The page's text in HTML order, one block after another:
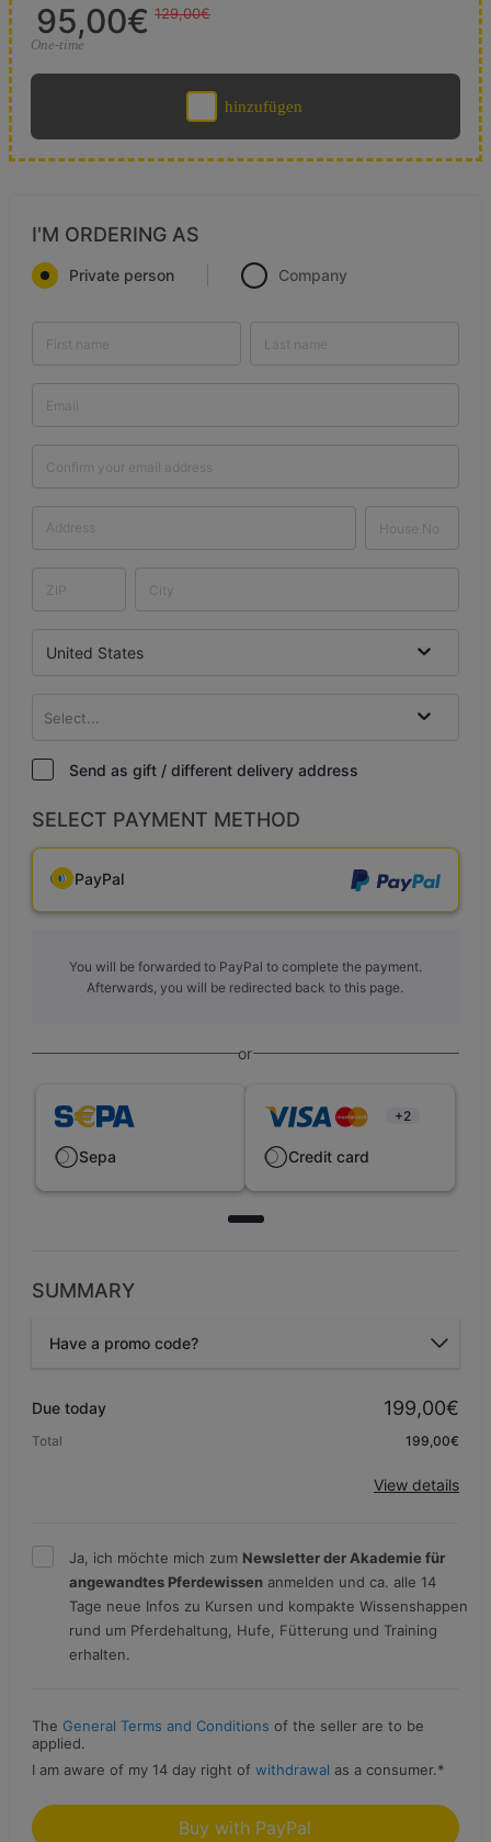
129,00€
95,00€
One-time
hinzufügen
I'M ORDERING AS
Private person Company
United States
Select...
Send as gift / different delivery address
SELECT PAYMENT METHOD
PayPal
You will be forwarded to PayPal to complete the payment.
Afterwards, you will be redirected back to this page.
or
Sepa
+2
Credit card
SUMMARY
Have a promo code?
Due today 199,00€
Total 199,00€
View details
Ja, ich möchte mich zum Newsletter der Akademie für
angewandtes Pferdewissen anmelden und ca. alle 14
Tage neue Infos zu Kursen und kompakte Wissenshappen
rund um Pferdehaltung, Hufe, Fütterung und Training
erhalten.
The General Terms and Conditions of the seller are to be
applied.
I am aware of my 14 day right of withdrawal as a consumer.*
Buy with PayPal